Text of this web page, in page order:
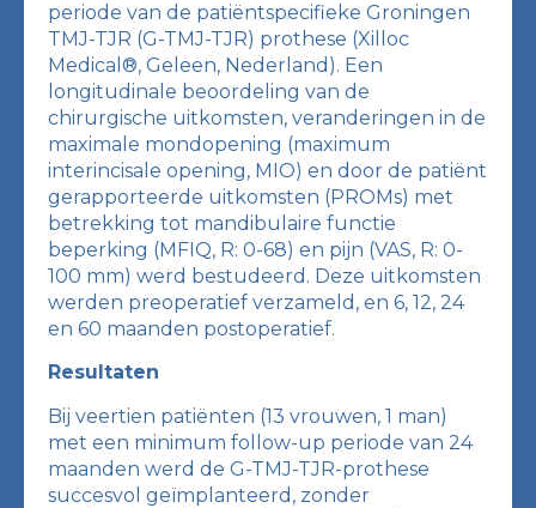
periode van de patiëntspecifieke Groningen
TMJ-TJR (G-TMJ-TJR) prothese (Xilloc
Medical®, Geleen, Nederland). Een
longitudinale beoordeling van de
chirurgische uitkomsten, veranderingen in de
maximale mondopening (maximum
interincisale opening, MIO) en door de patiënt
gerapporteerde uitkomsten (PROMs) met
betrekking tot mandibulaire functie
beperking (MFIQ, R: 0-68) en pijn (VAS, R: 0-
100 mm) werd bestudeerd. Deze uitkomsten
werden preoperatief verzameld, en 6, 12, 24
en 60 maanden postoperatief.
Resultaten
Bij veertien patiënten (13 vrouwen, 1 man)
met een minimum follow-up periode van 24
maanden werd de G-TMJ-TJR-prothese
succesvol geïmplanteerd, zonder